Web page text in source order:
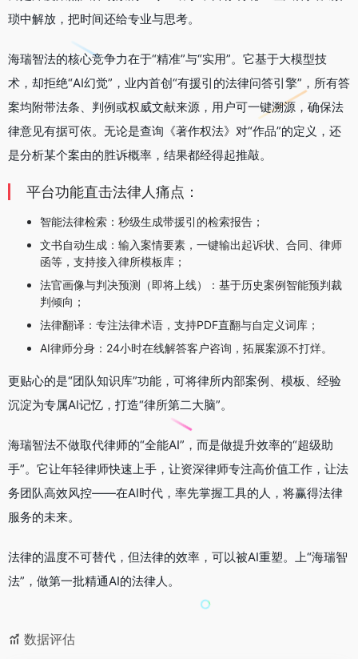
琐中解放，把时间还给专业与思考。
海瑞智法的核心竞争力在于“精准”与“实用”。它基于大模型技
术，却拒绝“AI幻觉”，业内首创“有援引的法律问答引擎”，所有答
案均附带法条、判例或权威文献来源，用户可一键溯源，确保法
律意见有据可依。无论是查询《著作权法》对“作品”的定义，还
是分析某个案由的胜诉概率，结果都经得起推敲。
平台功能直击法律人痛点：
智能法律检索：秒级生成带援引的检索报告；
文书自动生成：输入案情要素，一键输出起诉状、合同、律师
函等，支持接入律所模板库；
法官画像与判决预测（即将上线）：基于历史案例智能预判裁
判倾向；
法律翻译：专注法律术语，支持PDF直翻与自定义词库；
AI律师分身：24小时在线解答客户咨询，拓展案源不打烊。
更贴心的是“团队知识库”功能，可将律所内部案例、模板、经验
沉淀为专属AI记忆，打造“律所第二大脑”。
海瑞智法不做取代律师的“全能AI”，而是做提升效率的“超级助
手”。它让年轻律师快速上手，让资深律师专注高价值工作，让法
务团队高效风控——在AI时代，率先掌握工具的人，将赢得法律
服务的未来。
法律的温度不可替代，但法律的效率，可以被AI重塑。上“海瑞智
法”，做第一批精通AI的法律人。
数据评估